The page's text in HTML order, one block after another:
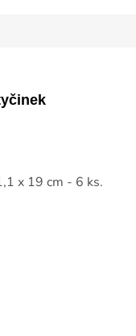
x 19 cm - 6 ks.